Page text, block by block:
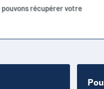
récupérer votre